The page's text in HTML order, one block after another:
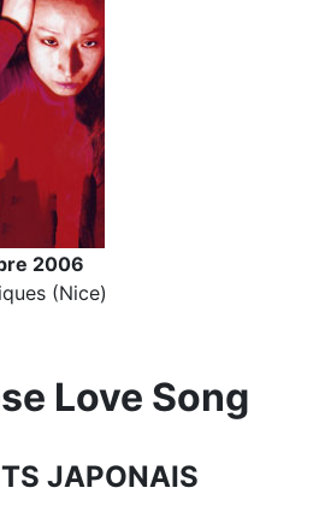
2006
(Nice)
Love Song
JAPONAIS